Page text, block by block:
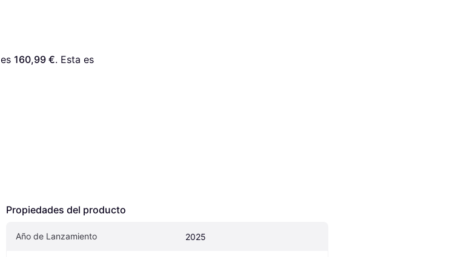
es 160,99 €. Esta es
Propiedades del producto
Año de Lanzamiento 2025